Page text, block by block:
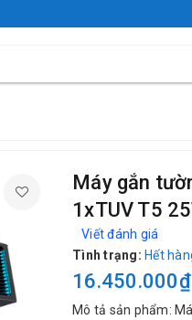
Máy gắn
1xTUV T5
Viết đánh giá
Tình trạng: Hết
16.450.000₫
Mô tả sản phẩm: